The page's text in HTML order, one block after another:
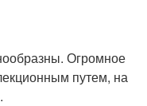
Огромное
путем, на